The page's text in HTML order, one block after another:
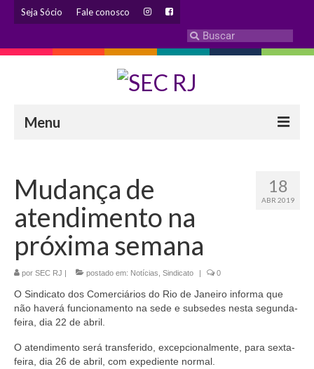
Seja Sócio Fale conosco
Menu
Eleição 2024 – Comissão Eleitoral
Histórico
Diretoria
Estatuto
Atendimentos
Coletivo de Igualdade Racial
18
ABR 2019
Mudança de
atendimento na
próxima semana
por SEC RJ | postado em: Notícias Sindicato | 0
O Sindicato dos Comerciários do Rio de Janeiro informa que
não haverá funcionamento na sede e subsedes nesta segunda-
feira, dia 22 de abril.
O atendimento será transferido, excepcionalmente, para sexta-
feira, dia 26 de abril, com expediente normal.